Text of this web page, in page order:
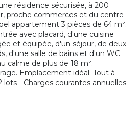
résidence sécurisée, à 200
proche commerces et du centre-
appartement 3 pièces de 64 m².
avec placard, d'une cuisine
et équipée, d'un séjour, de deux
d'une salle de bains et d'un WC
calme de plus de 18 m².
Emplacement idéal. Tout à
lots - Charges courantes annuelles